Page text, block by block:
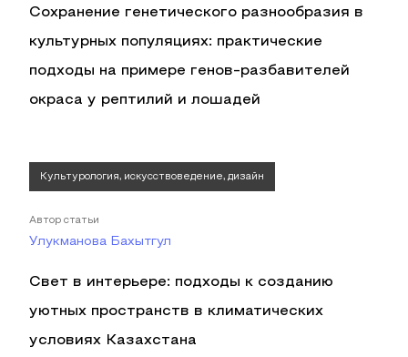
Сохранение генетического разнообразия в
культурных популяциях: практические
подходы на примере генов-разбавителей
окраса у рептилий и лошадей
Культурология, искусствоведение, дизайн
Автор статьи
Улукманова Бахытгул
Свет в интерьере: подходы к созданию
уютных пространств в климатических
условиях Казахстана